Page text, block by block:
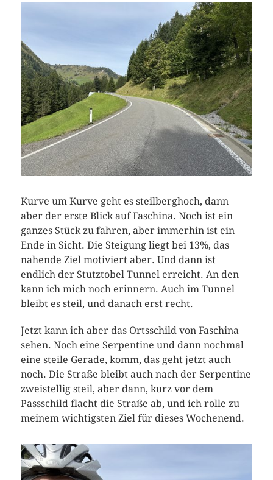
Kurve um Kurve geht es steilberghoch, dann
aber der erste Blick auf Faschina. Noch ist ein
ganzes Stück zu fahren, aber immerhin ist ein
Ende in Sicht. Die Steigung liegt bei 13%, das
nahende Ziel motiviert aber. Und dann ist
endlich der Stutztobel Tunnel erreicht. An den
kann ich mich noch erinnern. Auch im Tunnel
bleibt es steil, und danach erst recht.
Jetzt kann ich aber das Ortsschild von Faschina
sehen. Noch eine Serpentine und dann nochmal
eine steile Gerade, komm, das geht jetzt auch
noch. Die Straße bleibt auch nach der Serpentine
zweistellig steil, aber dann, kurz vor dem
Passschild flacht die Straße ab, und ich rolle zu
meinem wichtigsten Ziel für dieses Wochenend.